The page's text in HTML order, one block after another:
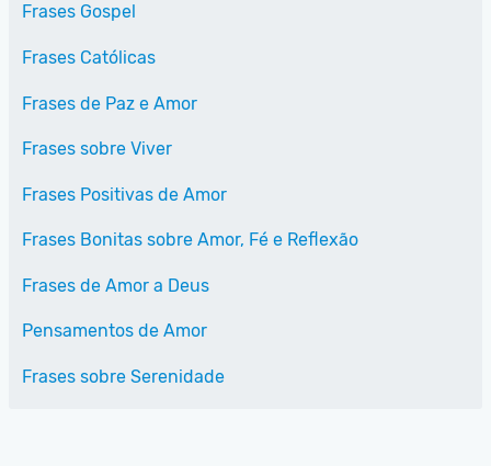
Frases Gospel
Frases Católicas
Frases de Paz e Amor
Frases sobre Viver
Frases Positivas de Amor
Frases Bonitas sobre Amor, Fé e Reflexão
Frases de Amor a Deus
Pensamentos de Amor
Frases sobre Serenidade